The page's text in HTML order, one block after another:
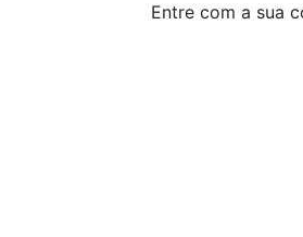
Entre com a sua